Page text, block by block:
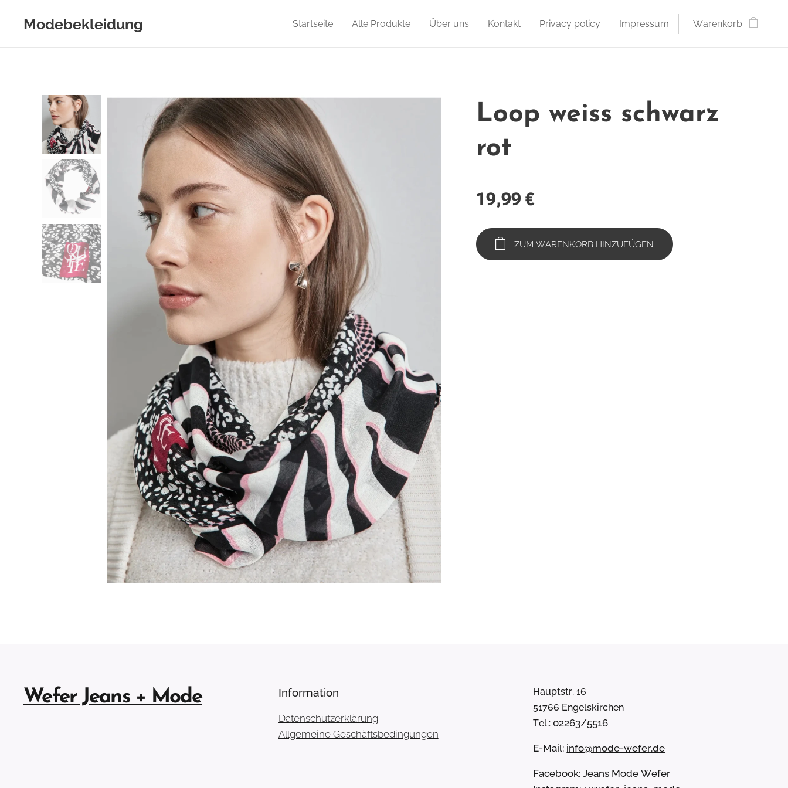
Modebekleidung Startseite Alle Produkte Über uns Kontakt Privacy policy Impressum Warenkorb
Loop weiss schwarz
rot
19,99 €
ZUM WARENKORB HINZUFÜGEN
Wefer Jeans + Mode Information
Datenschutzerklärung
Allgemeine Geschäftsbedingungen
Hauptstr. 16
51766 Engelskirchen
Tel.: 02263/5516
E-Mail: info@mode-wefer.de
Facebook: Jeans Mode Wefer